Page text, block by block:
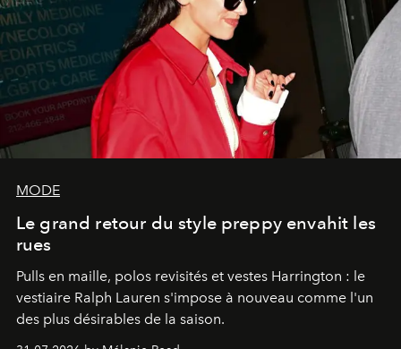
MODE
Le grand retour du style preppy envahit les
rues
Pulls en maille, polos revisités et vestes Harrington : le
vestiaire Ralph Lauren s'impose à nouveau comme l'un
des plus désirables de la saison.